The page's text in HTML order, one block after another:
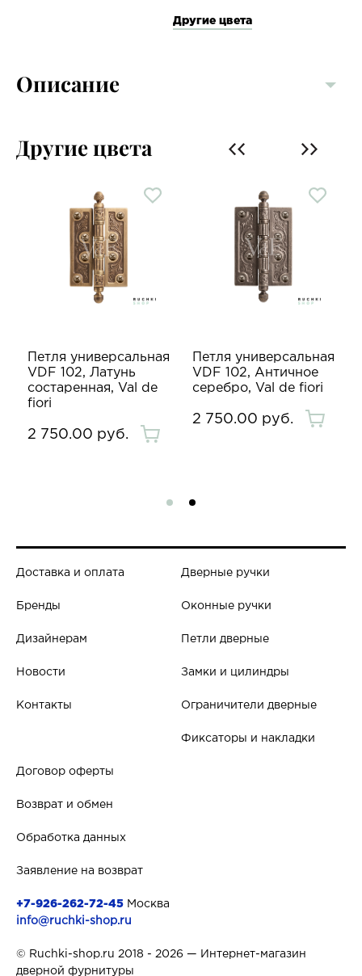
Другие цвета
Описание
Другие цвета
Петля универсальная
VDF 102, Латунь
состаренная, Val de
fiori
2 750.00 руб.
Петля универсальная
VDF 102, Античное
серебро, Val de fiori
2 750.00 руб.
Доставка и оплата
Бренды
Дизайнерам
Новости
Контакты
Дверные ручки
Оконные ручки
Петли дверные
Замки и цилиндры
Ограничители дверные
Фиксаторы и накладки
Договор оферты
Возврат и обмен
Обработка данных
Заявление на возврат
+7-926-262-72-45 Москва
info@ruchki-shop.ru
© Ruchki-shop.ru 2018 - 2026 — Интернет-магазин
дверной фурнитуры